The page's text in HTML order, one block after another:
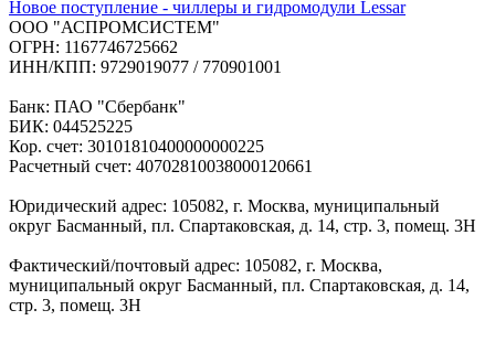
Новое поступление - чиллеры и гидромодули Lessar
ООО "АСПРОМСИСТЕМ"
ОГРН: 1167746725662
ИНН/КПП: 9729019077 / 770901001
Банк: ПАО "Сбербанк"
БИК: 044525225
Кор. счет: 30101810400000000225
Расчетный счет: 40702810038000120661
Юридический адрес: 105082, г. Москва, муниципальный
округ Басманный, пл. Спартаковская, д. 14, стр. 3, помещ. 3Н
Фактический/почтовый адрес: 105082, г. Москва,
муниципальный округ Басманный, пл. Спартаковская, д. 14,
стр. 3, помещ. 3Н